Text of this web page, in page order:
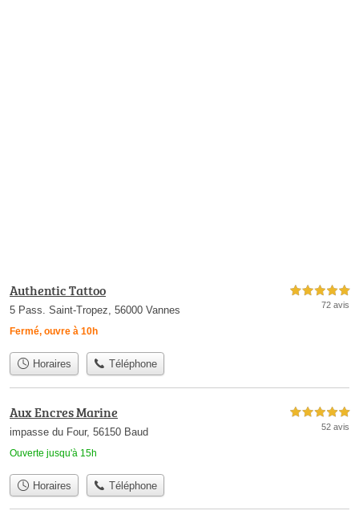
Authentic Tattoo
5 Pass. Saint-Tropez, 56000 Vannes
Fermé, ouvre à 10h
5,0 étoiles sur 5
72 avis
Horaires Téléphone
Aux Encres Marine
impasse du Four, 56150 Baud
Ouverte jusqu'à 15h
5,0 étoiles sur 5
52 avis
Horaires Téléphone